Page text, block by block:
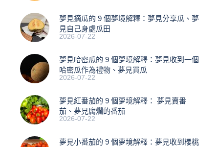
夢見摘瓜的 9 個夢境解釋：夢見分享瓜、夢
見自己身處瓜田
2026-07-22
夢見哈密瓜的 9 個夢境解釋：夢見收到一個
哈密瓜作為禮物、夢見買瓜
2026-07-22
夢見紅番茄的 9 個夢境解釋： 夢見賣番
茄、夢見腐爛的番茄
2026-07-22
​夢見小番茄的 9 個夢境解釋：夢見收到櫻桃